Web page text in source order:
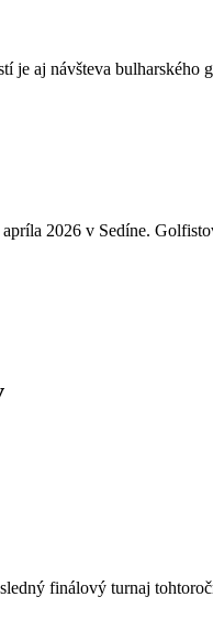
je aj návšteva
2026 v Sedíne.
finálový turnaj